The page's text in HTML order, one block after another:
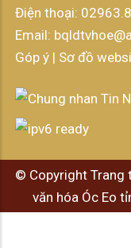
Điện thoại:
Email:
Góp ý | Sơ đồ
© Copyright Trang
văn hóa Óc Eo